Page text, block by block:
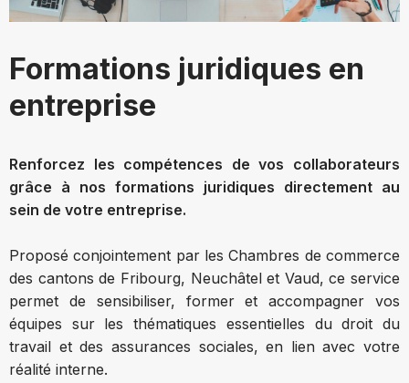
Formations juridiques en
entreprise
Renforcez les compétences de vos collaborateurs
grâce à nos formations juridiques directement au
sein de votre entreprise.
Proposé conjointement par les Chambres de commerce
des cantons de Fribourg, Neuchâtel et Vaud, ce service
permet de sensibiliser, former et accompagner vos
équipes sur les thématiques essentielles du droit du
travail et des assurances sociales, en lien avec votre
réalité interne.